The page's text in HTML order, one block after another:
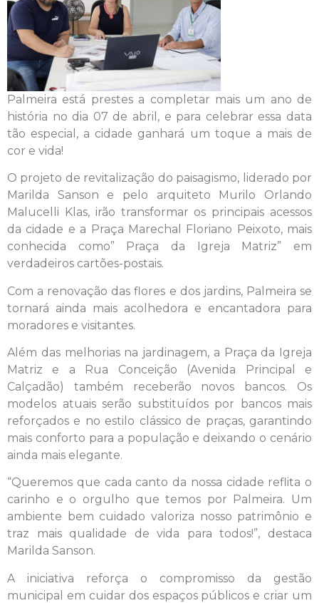
Palmeira está prestes a completar mais um ano de
história no dia 07 de abril, e para celebrar essa data
tão especial, a cidade ganhará um toque a mais de
cor e vida!
O projeto de revitalização do paisagismo, liderado por
Marilda Sanson e pelo arquiteto Murilo Orlando
Malucelli Klas, irão transformar os principais acessos
da cidade e a Praça Marechal Floriano Peixoto, mais
conhecida como” Praça da Igreja Matriz” em
verdadeiros cartões-postais.
Com a renovação das flores e dos jardins, Palmeira se
tornará ainda mais acolhedora e encantadora para
moradores e visitantes.
Além das melhorias na jardinagem, a Praça da Igreja
Matriz e a Rua Conceição (Avenida Principal e
Calçadão) também receberão novos bancos. Os
modelos atuais serão substituídos por bancos mais
reforçados e no estilo clássico de praças, garantindo
mais conforto para a população e deixando o cenário
ainda mais elegante.
“Queremos que cada canto da nossa cidade reflita o
carinho e o orgulho que temos por Palmeira. Um
ambiente bem cuidado valoriza nosso patrimônio e
traz mais qualidade de vida para todos!”, destaca
Marilda Sanson.
A iniciativa reforça o compromisso da gestão
municipal em cuidar dos espaços públicos e criar um